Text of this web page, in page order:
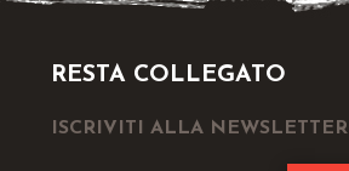
RESTA COLLEGATO
ISCRIVITI ALLA NEWSLETTER